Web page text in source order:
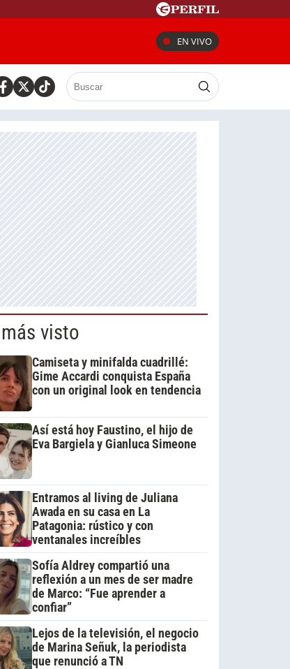
EN VIVO
visto
Camiseta y minifalda cuadrillé:
Gime Accardi conquista España
con un original look en tendencia
Así está hoy Faustino, el hijo de
Eva Bargiela y Gianluca Simeone
Entramos al living de Juliana
Awada en su casa en La
Patagonia: rústico y con
ventanales increíbles
Sofía Aldrey compartió una
reflexión a un mes de ser madre
de Marco: “Fue aprender a
confiar”
Lejos de la televisión, el negocio
de Marina Señuk, la periodista
que renunció a TN